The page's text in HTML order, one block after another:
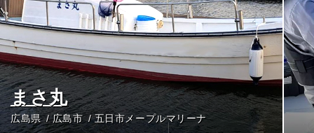
まさ丸
広島県 広島市 五日市メープルマリーナ